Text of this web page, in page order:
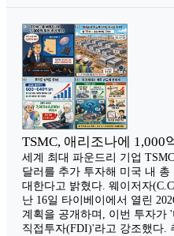
TSMC, 애리조나에
세계 최대 파운드리 기업
달러를 추가 투자해 미국 내
대한다고 밝혔다. 웨이저자
난 16일 타이베이에서 열린
계획을 공개하며, 이번 투자가
직접투자(FDI)'라고 강조했다.